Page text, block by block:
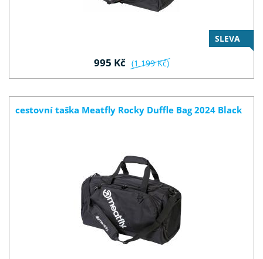
SLEVA
995 Kč (1 199 Kč)
cestovní taška Meatfly Rocky Duffle Bag 2024 Black